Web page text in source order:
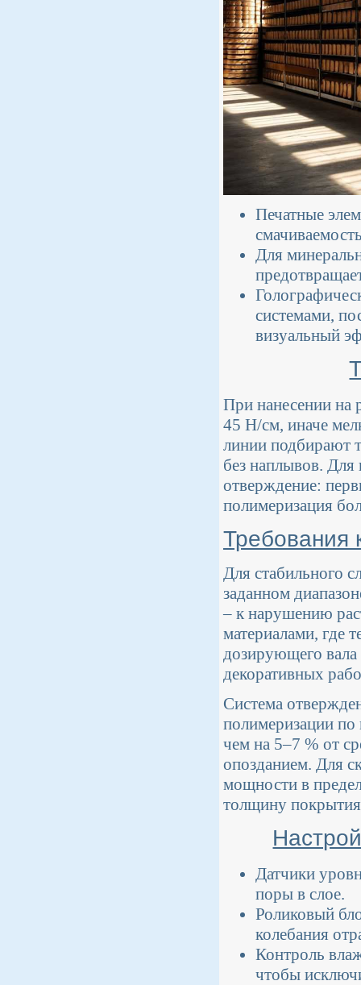
Печатные
Для
системами,
визуальный
При нанесении на
45 Н/см, иначе
линии подбирают
без наплывов. Для
отверждение:
полимеризация
Требования
Для стабильного
заданном
– к нарушению
материалами, где
дозирующего вала
декоративных
Система
полимеризации по
чем на 5–7 % от
опозданием. Для
мощности в
толщину
Датчики
поры в слое.
Роликовый
колебания
Контроль
чтобы